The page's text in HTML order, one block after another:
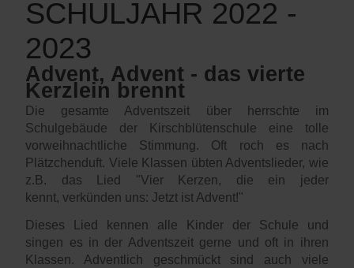
SCHULJAHR 2022 -
2023
Advent, Advent - das vierte
Kerzlein brennt
Die gesamte Adventszeit über herrschte im
Schulgebäude der Kirschblütenschule eine tolle
vorweihnachtliche Stimmung. Oft roch es nach
Plätzchenduft. Viele Klassen übten Adventslieder, wie
z.B. das Lied "Vier Kerzen, die ein jeder
kennt, verkünden uns: Jetzt ist Advent!"
Dieses Lied kennen alle Kinder der Schule und
singen es in der Adventszeit gerne und oft in ihren
Klassen. Adventlich geschmückt sind auch viele